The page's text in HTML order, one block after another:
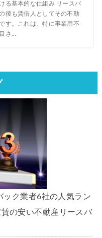
る基本的な仕組み リースバ
後も賃借人としてその不動
す。これは、特に事業用不
さ...
ック業者6社の人気ラン
の安い不動産リースバ